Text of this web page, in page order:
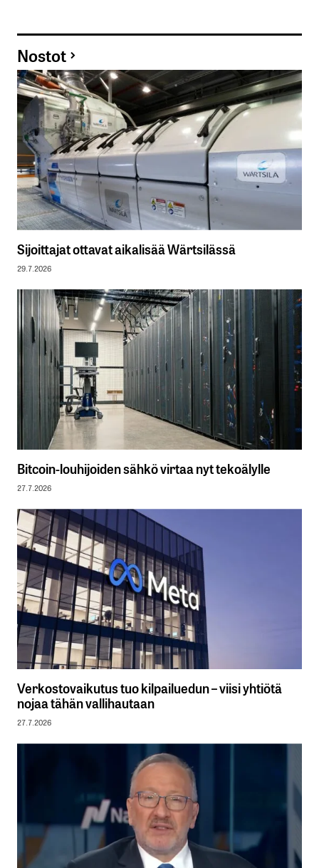
Nostot
Sijoittajat ottavat aikalisää Wärtsilässä
29.7.2026
Bitcoin-louhijoiden sähkö virtaa nyt tekoälylle
27.7.2026
Verkostovaikutus tuo kilpailuedun – viisi yhtiötä
nojaa tähän vallihautaan
27.7.2026